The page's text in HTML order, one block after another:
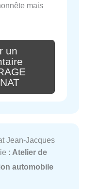
mais
un
Jean-Jacques
: Atelier de
automobile